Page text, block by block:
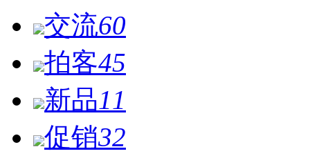
交流60
拍客45
新品11
促销32